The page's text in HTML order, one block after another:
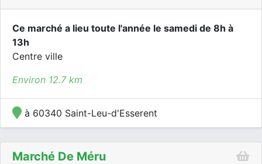
Ce marché a lieu toute l'année le samedi de 8h à
13h
Centre ville
Environ 12.7 km
à 60340 Saint-Leu-d'Esserent
Marché De Méru